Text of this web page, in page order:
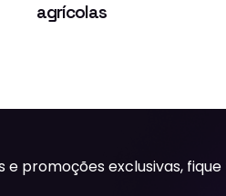
agrícolas
e promoções exclusivas,